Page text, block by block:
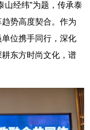
山经纬”为题，传承泰
势高度契合。作为
位携手同行，深化
东方时尚文化，谱